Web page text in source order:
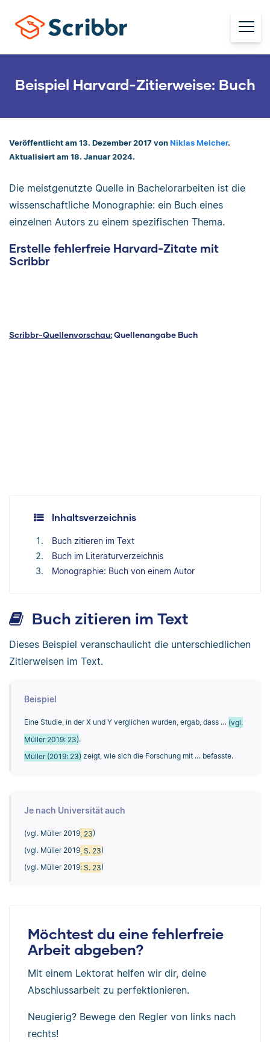
Beispiel Harvard-Zitierweise: Buch
Veröffentlicht am 13. Dezember 2017 von Niklas Melcher.
Aktualisiert am 18. Januar 2024.
Die meistgenutzte Quelle in Bachelorarbeiten ist die
wissenschaftliche Monographie: ein Buch eines
einzelnen Autors zu einem spezifischen Thema.
Erstelle fehlerfreie Harvard-Zitate mit
Scribbr
Scribbr-Quellenvorschau:Quellenangabe Buch
Inhaltsverzeichnis
Buch zitieren im Text
Buch im Literaturverzeichnis
Monographie: Buch von einem Autor
Buch zitieren im Text
Dieses Beispiel veranschaulicht die unterschiedlichen
Zitierweisen im Text.
Beispiel
Eine Studie, in der X und Y verglichen wurden, ergab, dass … (vgl.
Müller 2019: 23).
Müller (2019: 23) zeigt, wie sich die Forschung mit … befasste.
Je nach Universität auch
(vgl. Müller 2019, 23)
(vgl. Müller 2019, S. 23)
(vgl. Müller 2019: S. 23)
Möchtest du eine fehlerfreie
Arbeit abgeben?
Mit einem Lektorat helfen wir dir, deine
Abschlussarbeit zu perfektionieren.
Neugierig? Bewege den Regler von links nach
rechts!